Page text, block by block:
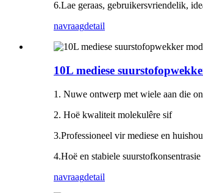
6.Lae geraas, gebruikersvriendelik,
navraagdetail
10L mediese
1. Nuwe ontwerp met wiele aan die
2. Hoë kwaliteit molekulêre sif
3.Professioneel vir mediese en
4.Hoë en stabiele suurstofkonsentrasie
navraagdetail